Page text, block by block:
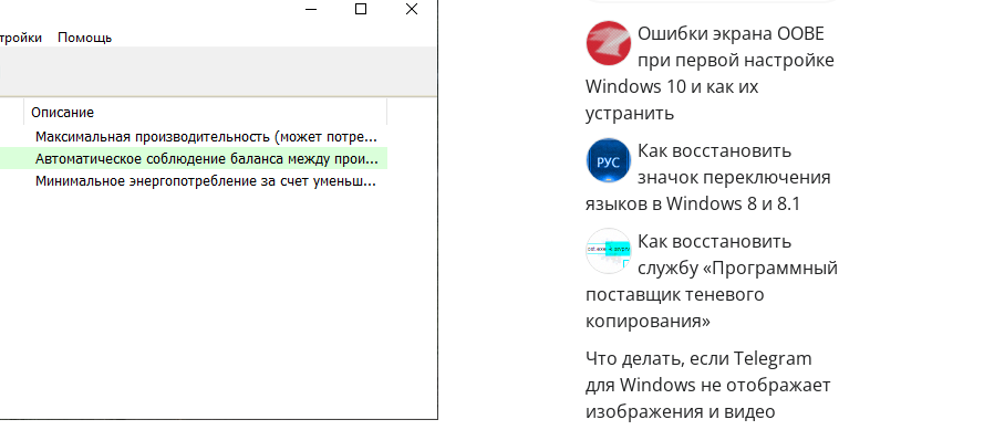
Ошибки экрана OOBE
при первой настройке
Windows 10 и как их
устранить
Как восстановить
значок переключения
языков в Windows 8 и 8.1
Как восстановить
службу «Программный
поставщик теневого
копирования»
Что делать, если Telegram
для Windows не отображает
изображения и видео